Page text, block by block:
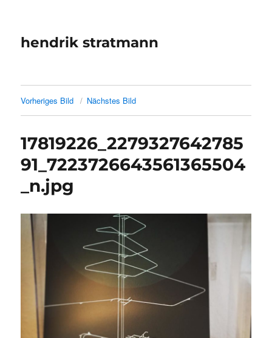
hendrik stratmann
Vorheriges Bild Nächstes Bild
17819226_2279327642785
91_7223726643561365504
_n.jpg